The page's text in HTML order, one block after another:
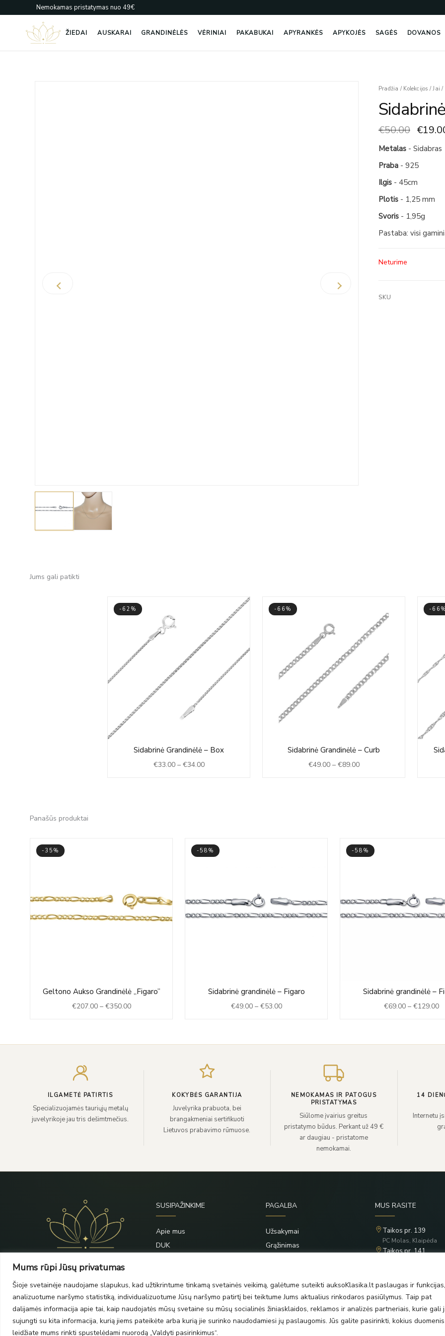
Mums rūpi Jūsų privatumas
Šioje svetainėje naudojame slapukus, kad užtikrintume tinkamą svetainės veikimą, galėtume suteikti auksoKlasika.lt paslaugas ir funkcijas,
analizuotume naršymo statistiką, individualizuotume Jūsų naršymo patirtį bei teiktume Jums aktualius rinkodaros pasiūlymus. Taip pat
dalijamės informacija apie tai, kaip naudojatės mūsų svetaine su mūsų socialinės žiniasklaidos, reklamos ir analizės partneriais, kurie gali
sujungti su kita informacija, kurią jiems pateikėte arba kurią jie surinko naudodamiesi jų paslaugomis. Jūs galite pasirinkti, kokius duomenis
leidžiate mums rinkti spustelėdami nuorodą „Valdyti pasirinkimus“.
prie
Nemokamas pristatymas nuo 49€
ŽIEDAI AUSKARAI GRANDINĖLĖS VĖRINIAI PAKABUKAI APYRANKĖS APYKOJĖS SAGĖS DOVANOS
Pradžia / Kolekcijos / Jai /
€50.00
was:
€
Metalas- Sidabras
Praba- 925
Ilgis- 45cm
Plotis- 1,25 mm
Svoris- 1,95g
Pastaba: visi
Neturime
SKU
Jums gali patikti
-62%
Sidabrinė Grandinėlė – Box
€33.00 – €34.00
range:
€33.00
-66%
Sidabrinė Grandinėlė – Curb
€49.00 – €89.00
range:
€49.00
-
Panašūs produktai
-35%
Geltono Aukso Grandinėlė „Figaro”
€207.00 – €350.00
range:
€207.00
-58%
Sidabrinė grandinėlė – Figaro
€49.00 – €53.00
range:
€49.00
-58%
Sidabrinė grandinėlė –
€69.00 – €129.00
ILGAMETĖ PATIRTIS
Specializuojamės tauriųjų metalų
juvelyrikoje jau tris dešimtmečius.
KOKYBĖS GARANTIJA
Juvelyrika prabuota, bei
brangakmeniai sertifikuoti
Lietuvos prabavimo rūmuose.
NEMOKAMAS IR PATOGUS
PRISTATYMAS
Siūlome įvairius greitus
pristatymo būdus. Perkant už 49 €
ar daugiau - pristatome
nemokamai.
14
Internetu
SUSIPAŽINKIME
Apie mus
DUK
Kontaktai
PAGALBA
Užsakymai
Grąžinimas
MUS RASITE
Taikos pr. 139
PC Molas, Klaipėda
Taikos pr. 141
PC Banginis, Klaipėda